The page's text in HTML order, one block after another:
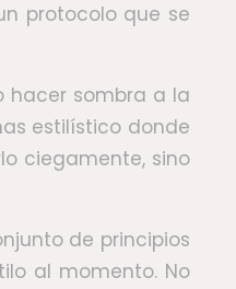
protocolo que se
hacer sombra a la
estilístico donde
ciegamente, sino
de principios
al momento. No